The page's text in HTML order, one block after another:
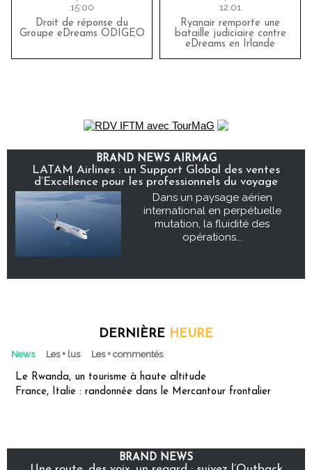
15:00
Droit de réponse du
Groupe eDreams ODIGEO
12:01
Ryanair remporte une
bataille judiciaire contre
eDreams en Irlande
BRAND NEWS AIRMAG
LATAM Airlines : un Support Global des ventes
d’Excellence pour les professionnels du voyage
Dans un paysage aérien
international en perpétuelle
mutation, la fluidité des
opérations...
DERNIÈRE HEURE
News Les + lus Les + commentés
Le Rwanda, un tourisme à haute altitude
France, Italie : randonnée dans le Mercantour frontalier
BRAND NEWS